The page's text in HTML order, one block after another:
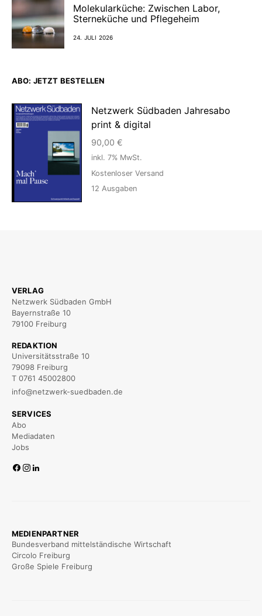
Molekularküche: Zwischen Labor,
Sterneküche und Pflegeheim
24. JULI 2026
ABO: JETZT BESTELLEN
Netzwerk Südbaden Jahresabo
print & digital
90,00 €
inkl. 7% MwSt.
Kostenloser Versand
12 Ausgaben
VERLAG
Netzwerk Südbaden GmbH
Bayernstraße 10
79100 Freiburg
REDAKTION
Universitätsstraße 10
79098 Freiburg
T 0761 45002800
info@netzwerk-suedbaden.de
SERVICES
Abo
Mediadaten
Jobs
MEDIENPARTNER
Bundesverband mittelständische Wirtschaft
Circolo Freiburg
Große Spiele Freiburg